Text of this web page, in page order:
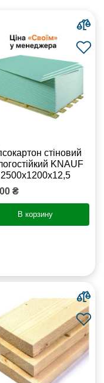
стіновий
KNAUF
2500х1200х12,5
₴
В корзину